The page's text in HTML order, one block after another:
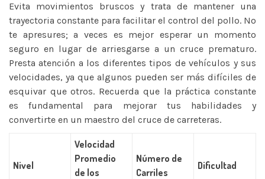
Evita movimientos bruscos y trata de mantener una
trayectoria constante para facilitar el control del pollo. No
te apresures; a veces es mejor esperar un momento
seguro en lugar de arriesgarse a un cruce prematuro.
Presta atención a los diferentes tipos de vehículos y sus
velocidades, ya que algunos pueden ser más difíciles de
esquivar que otros. Recuerda que la práctica constante
es fundamental para mejorar tus habilidades y
convertirte en un maestro del cruce de carreteras.
Nivel
Velocidad
Promedio
de los
Número de
Carriles
Dificultad